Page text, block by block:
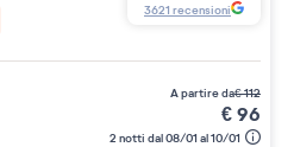
3621 recensioni
a partire da€112
€96
2 notti dal 08/01 al 10/01